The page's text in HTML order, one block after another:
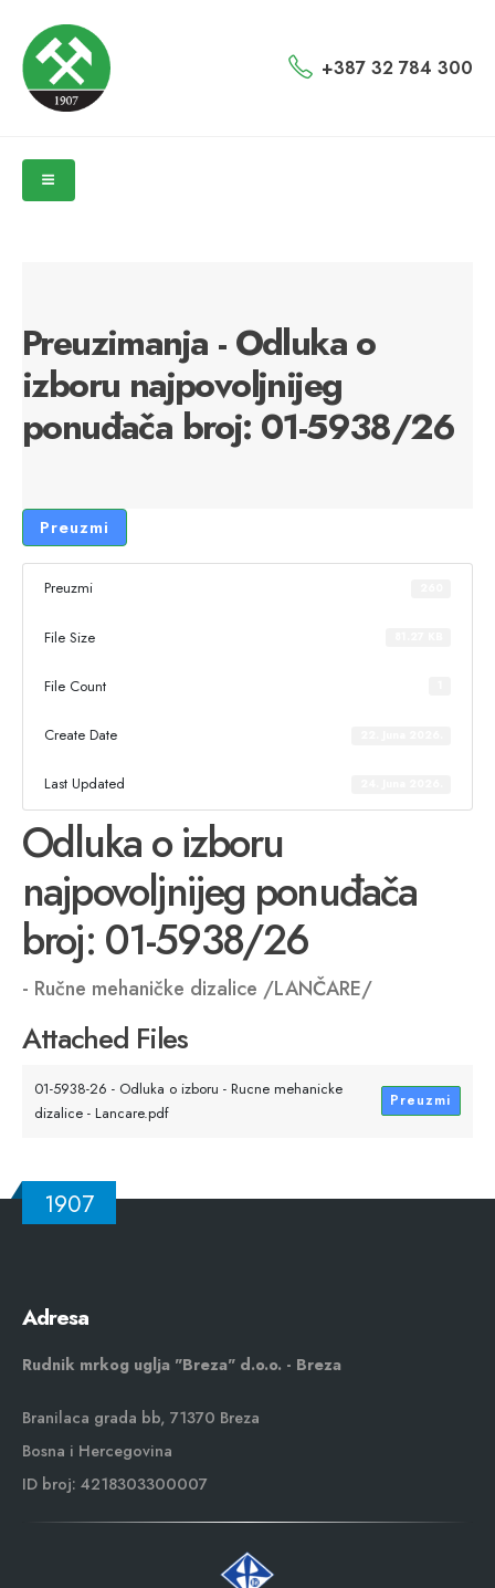
+387 32 784 300
Preuzimanja - Odluka o
izboru najpovoljnijeg
ponuđača broj: 01-5938/26
Preuzmi
Preuzmi
File Size
File Count
Create Date
Last Updated
Odluka o izboru
najpovoljnijeg ponuđača
broj: 01-5938/26
- Ručne mehaničke dizalice /LANČARE/
Attached Files
01-5938-26 - Odluka o izboru - Rucne mehanicke
dizalice - Lancare.pdf
Preuzmi
1907
Adresa
Rudnik mrkog uglja "Breza" d.o.o. - Breza
Branilaca grada bb, 71370 Breza
Bosna i Hercegovina
ID broj: 4218303300007